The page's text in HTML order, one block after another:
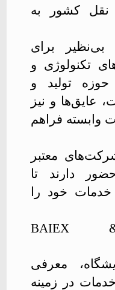
کشور به
بی‌نظیر برای
تکنولوژی و
تولید و
عایق‌ها و نیز
وابسته فراهم
معتبر
دارند تا
خود را
BAIEX
معرفی
در زمینه